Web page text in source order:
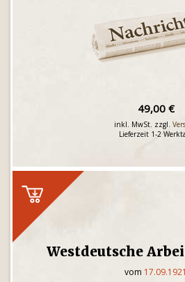
49,00 €
inkl. MwSt. zzgl.
Lieferzeit 1-2
Westdeutsche
vom 17.09.1921